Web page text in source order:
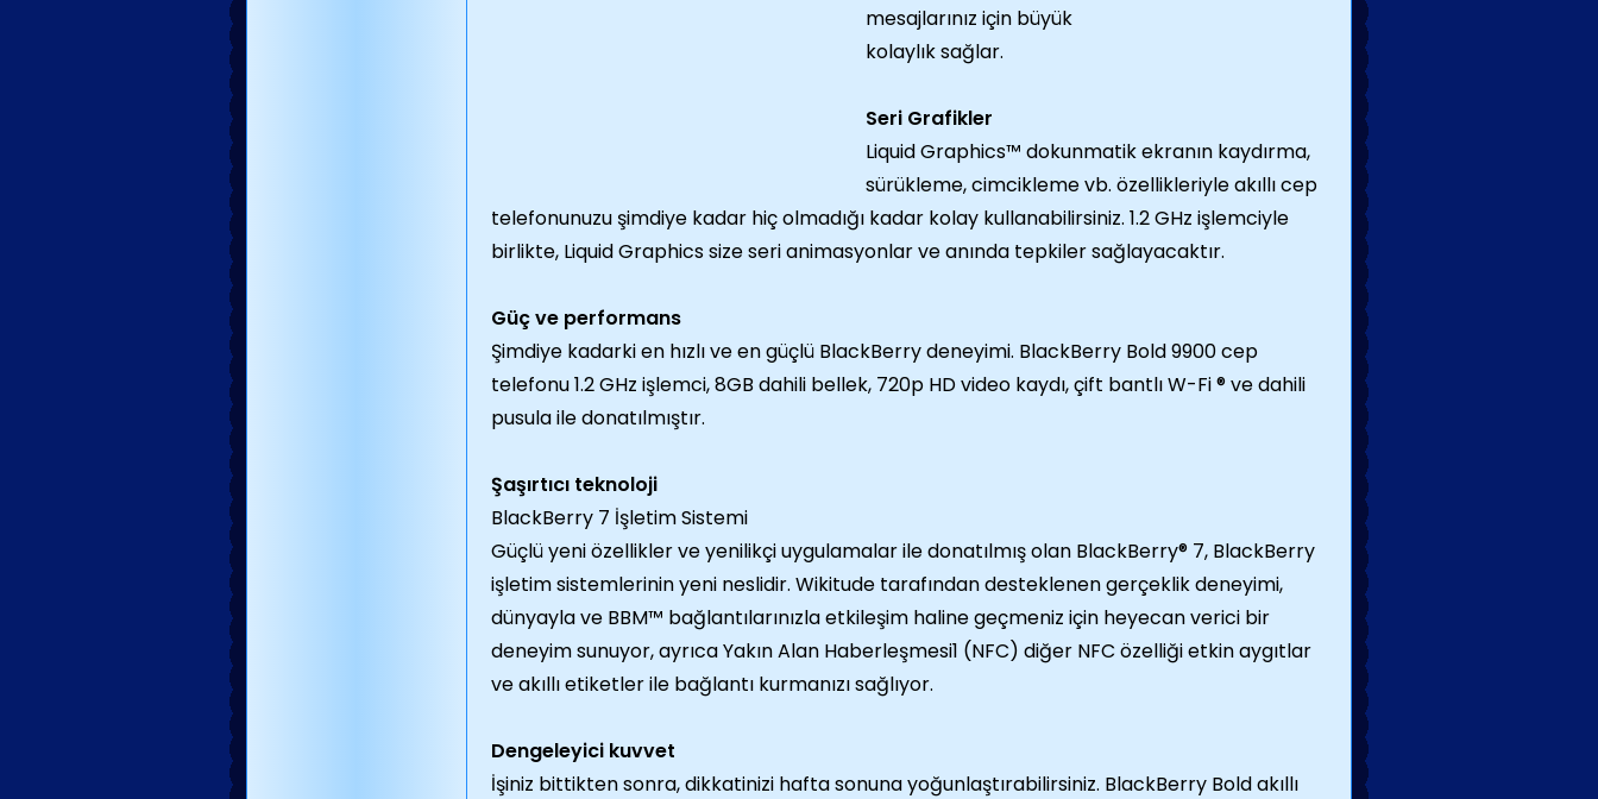
mesajlarınız için büyük
kolaylık sağlar.
Seri Grafikler
Liquid Graphics™ dokunmatik ekranın kaydırma,
sürükleme, cimcikleme vb. özellikleriyle akıllı cep
telefonunuzu şimdiye kadar hiç olmadığı kadar kolay kullanabilirsiniz. 1.2 GHz işlemciyle
birlikte, Liquid Graphics size seri animasyonlar ve anında tepkiler sağlayacaktır.
Güç ve performans
Şimdiye kadarki en hızlı ve en güçlü BlackBerry deneyimi. BlackBerry Bold 9900 cep
telefonu 1.2 GHz işlemci, 8GB dahili bellek, 720p HD video kaydı, çift bantlı W-Fi ® ve dahili
pusula ile donatılmıştır.
Şaşırtıcı teknoloji
BlackBerry 7 İşletim Sistemi
Güçlü yeni özellikler ve yenilikçi uygulamalar ile donatılmış olan BlackBerry® 7, BlackBerry
işletim sistemlerinin yeni neslidir. Wikitude tarafından desteklenen gerçeklik deneyimi,
dünyayla ve BBM™ bağlantılarınızla etkileşim haline geçmeniz için heyecan verici bir
deneyim sunuyor, ayrıca Yakın Alan Haberleşmesi1 (NFC) diğer NFC özelliği etkin aygıtlar
ve akıllı etiketler ile bağlantı kurmanızı sağlıyor.
Dengeleyici kuvvet
İşiniz bittikten sonra, dikkatinizi hafta sonuna yoğunlaştırabilirsiniz. BlackBerry Bold akıllı